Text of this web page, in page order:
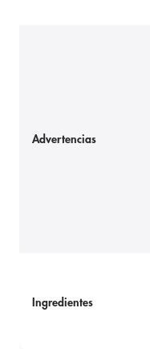
Advertencias
Ingredientes